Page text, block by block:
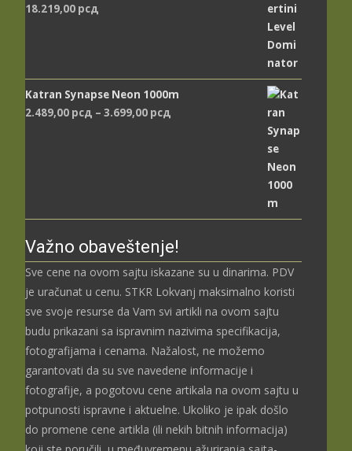
18.219,00 рсд
Katran Synapse Neon 1000m
2.489,00 рсд – 3.699,00 рсд
Važno obaveštenje!
Sve cene na ovom sajtu iskazane su u dinarima. PDV
je uračunat u cenu. STKR Lokvanj maksimalno koristi
sve svoje resurse da Vam svi artikli na ovom sajtu
budu prikazani sa ispravnim nazivima specifikacija,
fotografijama i cenama. Nažalost, ne možemo
garantovati da su sve navedene informacije i
fotografije, a pogotovu cene artikala na ovom sajtu u
potpunosti ispravne i aktuelne. Ukoliko je ipak došlo
do promene cene artikla (ili nekih bitnih informacija)